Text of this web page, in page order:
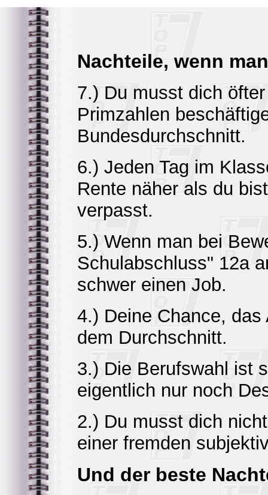
Nachteile, wenn
7.) Du musst dich
Primzahlen
Bundesdurchschnitt.
6.) Jeden Tag im
Rente näher als du
verpasst.
5.) Wenn man bei
Schulabschluss" 12a
schwer einen Job.
4.) Deine Chance,
dem Durchschnitt.
3.) Die Berufswahl ist
eigentlich nur noch
2.) Du musst dich
einer fremden
Und der beste